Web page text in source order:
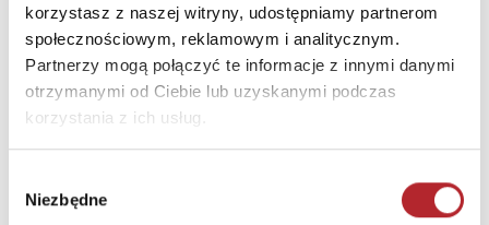
korzystasz z naszej witryny, udostępniamy partnerom
społecznościowym, reklamowym i analitycznym.
Partnerzy mogą połączyć te informacje z innymi danymi
otrzymanymi od Ciebie lub uzyskanymi podczas
korzystania z ich usług.
zgody
Niezbędne
Brak danych